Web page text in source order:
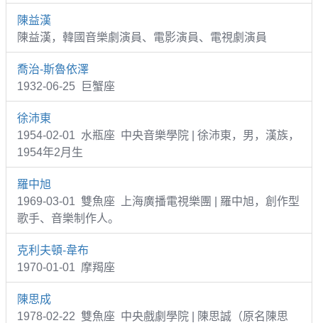
陳益漢
陳益漢，韓國音樂劇演員、電影演員、電視劇演員
喬治-斯魯依澤
1932-06-25 巨蟹座
徐沛東
1954-02-01 水瓶座 中央音樂學院 | 徐沛東，男，漢族，
1954年2月生
羅中旭
1969-03-01 雙魚座 上海廣播電視樂團 | 羅中旭，創作型
歌手、音樂制作人。
克利夫頓-韋布
1970-01-01 摩羯座
陳思成
1978-02-22 雙魚座 中央戲劇學院 | 陳思誠（原名陳思